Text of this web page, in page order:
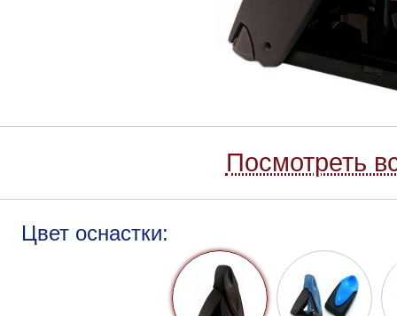
Посмотреть
Цвет оснастки: